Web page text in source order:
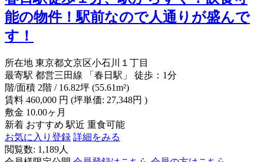
能の物件！駅前なので人通りが盛んで
す！
所在地 東京都文京区小石川１丁目
最寄駅 都営三田線 「春日駅」 徒歩：1分
階/面積 2階 / 16.82坪 (55.61m²)
賃料 460,000 円 (坪単価: 27,348円 )
敷金 10.00ヶ月
新着 おすすめ 駅近 重食可能
お気に入り登録 詳細をみる
閲覧数: 1,189人